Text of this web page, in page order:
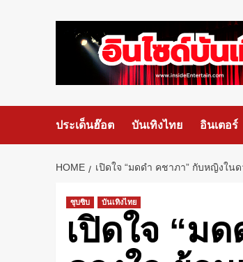
ประเด็นฮ๊อต บันเทิงไทย อินเตอร์
HOME เปิดใจ “มดดำ คชาภา” กับหญิงในด
ซุบซิบ บันเทิงไทย
เปิดใจ “ม